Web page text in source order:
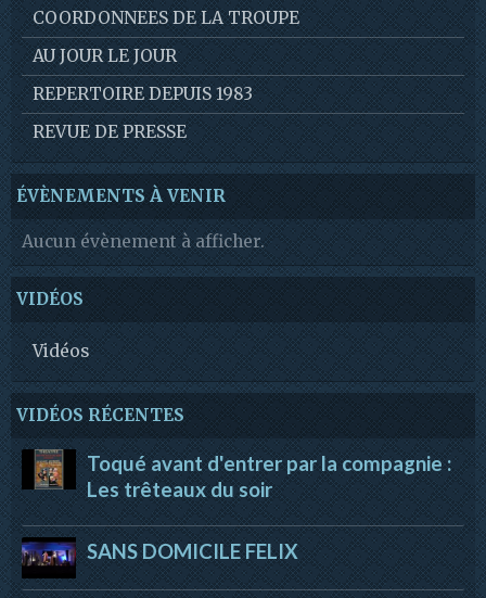
COORDONNEES DE LA TROUPE
AU JOUR LE JOUR
REPERTOIRE DEPUIS 1983
REVUE DE PRESSE
ÉVÈNEMENTS À VENIR
Aucun évènement à afficher.
VIDÉOS
Vidéos
VIDÉOS RÉCENTES
Toqué avant d'entrer par la compagnie :
Les trêteaux du soir
SANS DOMICILE FELIX